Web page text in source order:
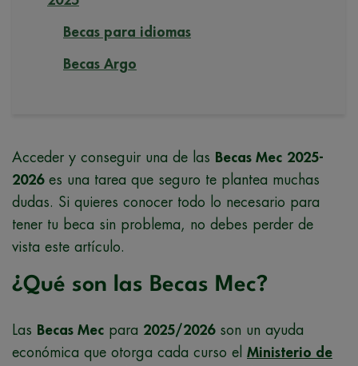
Becas para idiomas
Becas Argo
Acceder y conseguir una de las Becas Mec 2025-
2026es una tarea que seguro te plantea muchas
dudas. Si quieres conocer todo lo necesario para
tener tu beca sin problema, no debes perder de
vista este artículo.
¿Qué son las Becas Mec?
Las Becas Mec para 2025/2026son un ayuda
económica que otorga cada curso el Ministerio de